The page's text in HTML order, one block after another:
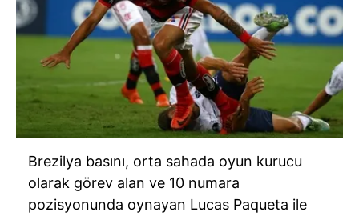
Brezilya basını, orta sahada oyun kurucu
olarak görev alan ve 10 numara
pozisyonunda oynayan Lucas Paqueta ile